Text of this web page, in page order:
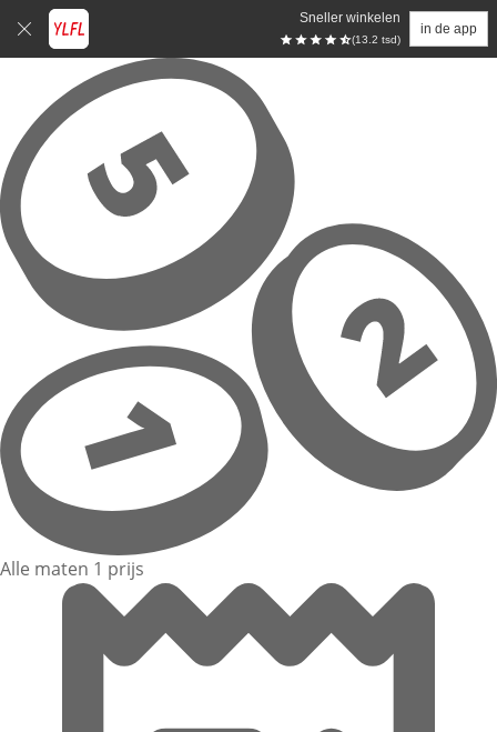
Sneller winkelen
(13.2 tsd)
in de app
Overslaan naar hoofdinhoud
Alle maten 1 prijs